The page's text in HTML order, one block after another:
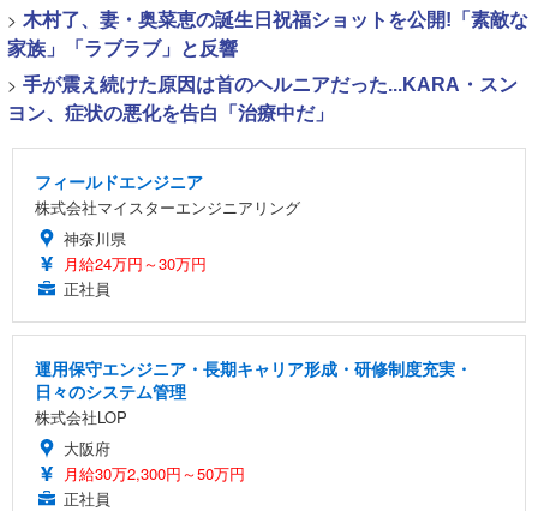
> 木村了、妻・奥菜恵の誕生日祝福ショットを公開!「素敵な
家族」「ラブラブ」と反響
> 手が震え続けた原因は首のヘルニアだった...KARA・スン
ヨン、症状の悪化を告白「治療中だ」
フィールドエンジニア
株式会社マイスターエンジニアリング
神奈川県
月給24万円～30万円
正社員
運用保守エンジニア・長期キャリア形成・研修制度充実・
日々のシステム管理
株式会社LOP
大阪府
月給30万2,300円～50万円
正社員